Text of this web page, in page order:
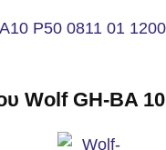
Wolf GH-BA 10